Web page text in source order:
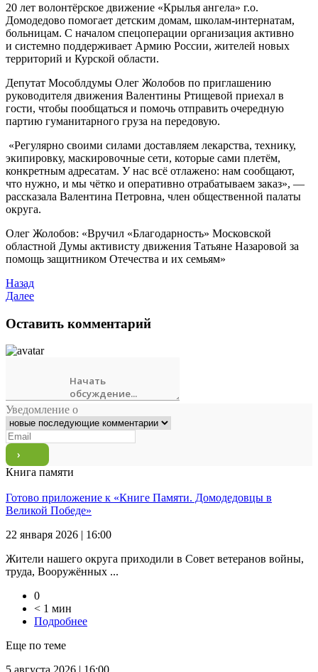
20 лет волонтёрское движение «Крылья ангела» г.о.
Домодедово помогает детским домам, школам-интернатам,
больницам. С началом спецоперации организация активно
и системно поддерживает Армию России, жителей новых
территорий и Курской области.
Депутат Мособлдумы Олег Жолобов по приглашению
руководителя движения Валентины Ртищевой приехал в
гости, чтобы пообщаться и помочь отправить очередную
партию гуманитарного груза на передовую.
«Регулярно своими силами доставляем лекарства, технику,
экипировку, маскировочные сети, которые сами плетём,
конкретным адресатам. У нас всё отлажено: нам сообщают,
что нужно, и мы чётко и оперативно отрабатываем заказ», —
рассказала Валентина Петровна, член общественной палаты
округа.
Олег Жолобов: «Вручил «Благодарность» Московской
областной Думы активисту движения Татьяне Назаровой за
помощь защитником Отечества и их семьям»
Назад
Далее
Оставить комментарий
Уведомление о
Книга памяти
Готово приложение к «Книге Памяти. Домодедовцы в
Великой Победе»
22 января 2026 | 16:00
Жители нашего округа приходили в Совет ветеранов войны,
труда, Вооружённых ...
0
< 1 мин
Подробнее
Еще по теме